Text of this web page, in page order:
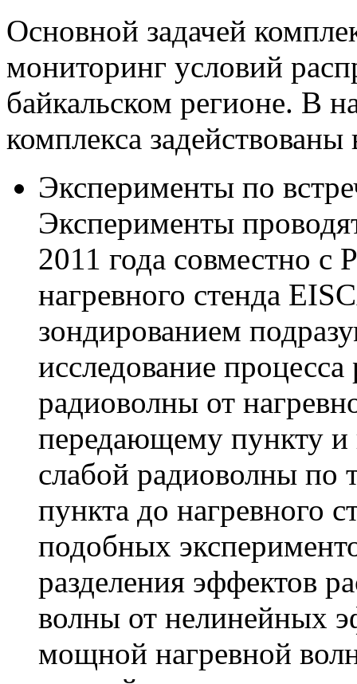
Основной задачей
мониторинг условий
байкальском регионе. В
комплекса
Эксперименты по
Эксперименты
2011 года совместно
нагревного стенда
зондированием
исследование
радиоволны от
передающему пункту и
слабой радиоволны по
пункта до нагревного
подобных
разделения эффектов
волны от нелинейных
мощной нагревной